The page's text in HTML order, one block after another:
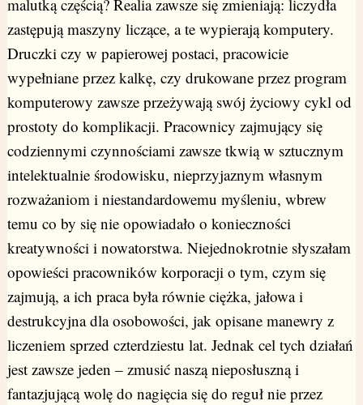
malutką częścią? Realia zawsze się zmieniają: liczydła
zastępują maszyny liczące, a te wypierają komputery.
Druczki czy w papierowej postaci, pracowicie
wypełniane przez kalkę, czy drukowane przez program
komputerowy zawsze przeżywają swój życiowy cykl od
prostoty do komplikacji. Pracownicy zajmujący się
codziennymi czynnościami zawsze tkwią w sztucznym
intelektualnie środowisku, nieprzyjaznym własnym
rozważaniom i niestandardowemu myśleniu, wbrew
temu co by się nie opowiadało o konieczności
kreatywności i nowatorstwa. Niejednokrotnie słyszałam
opowieści pracowników korporacji o tym, czym się
zajmują, a ich praca była równie ciężka, jałowa i
destrukcyjna dla osobowości, jak opisane manewry z
liczeniem sprzed czterdziestu lat. Jednak cel tych działań
jest zawsze jeden – zmusić naszą nieposłuszną i
fantazjującą wolę do nagięcia się do reguł nie przez